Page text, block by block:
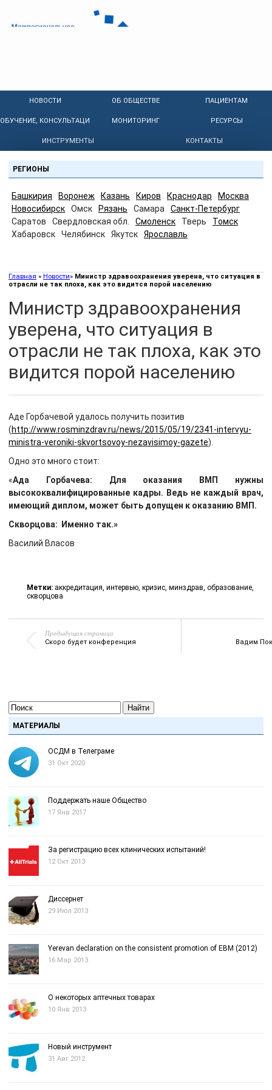
НОВОСТИ ОБ ОБЩЕСТВЕ ПАЦИЕНТАМ
ОБУЧЕНИЕ, КОНСУЛЬТАЦИИ МОНИТОРИНГ РЕСУРСЫ
ИНСТРУМЕНТЫ КОНТАКТЫ
РЕГИОНЫ
Башкирия Воронеж Казань Киров Краснодар
Москва
Новосибирск
Омск Рязань Самара
Санкт-Петербург
Саратов
Свердловская обл. Смоленск Тверь
Томск
Хабаровск
Челябинск Якутск Ярославль
Главная » Новости» Министр здравоохранения уверена, что ситуация в
отрасли не так плоха, как это видится порой населению
Министр здравоохранения
уверена, что ситуация в
отрасли не так плоха, как это
видится порой населению
Аде Горбачевой удалось получить позитив
(http://www.rosminzdrav.ru/news/2015/05/19/2341-intervyu-
ministra-veroniki-skvortsovoy-nezavisimoy-gazete).
Одно это много стоит:
«Ада Горбачева: Для оказания ВМП нужны
высококвалифицированные кадры. Ведь не каждый врач,
имеющий диплом, может быть допущен к оказанию ВМП.
Скворцова: Именно так.»
Василий Власов
Метки: аккредитация, интервью, кризис, минздрав, образование,
скворцова
Предыдущая страница
Скоро будет конференция Вадим
Найти
МАТЕРИАЛЫ
ОСДМ в Телеграме
31 Окт 2020
Поддержать наше Общество
17 Янв 2017
За регистрацию всех клинических испытаний!
12 Окт 2013
Диссернет
29 Июл 2013
Yerevan declaration on the consistent promotion of EBM (2012)
16 Мар 2013
О некоторых аптечных товарах
10 Янв 2013
Новый инструмент
31 Авг 2012